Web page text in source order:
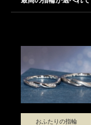
おふたりの指輪